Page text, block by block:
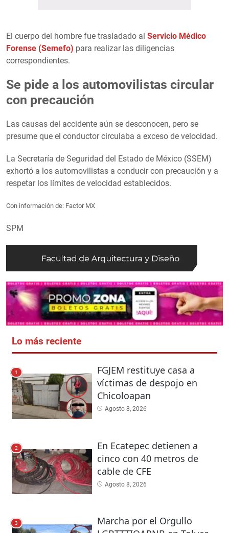
El cuerpo del hombre fue trasladado al Servicio Médico
Forense (Semefo) para realizar las diligencias
correspondientes.
Se pide a los automovilistas circular
con precaución
Las causas del accidente aún se desconocen, pero se
presume que el conductor circulaba a exceso de velocidad.
La Secretaría de Seguridad del Estado de México (SSEM)
exhortó a los automovilistas a conducir con precaución y a
respetar los límites de velocidad establecidos.
Con información de: Factor MX
SPM
Lo más reciente
1
FGJEM restituye casa a
víctimas de despojo en
Chicoloapan
Agosto 8, 2026
2
En Ecatepec detienen a
cinco con 40 metros de
cable de CFE
Agosto 8, 2026
3
Marcha por el Orgullo